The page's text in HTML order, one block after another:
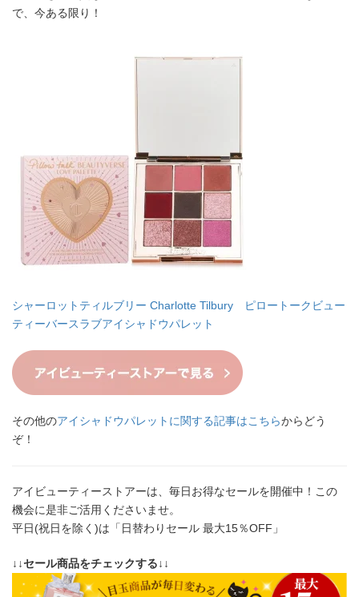
で、今ある限り！
シャーロットティルブリー Charlotte Tilbury ピロートークビュー
ティーバースラブアイシャドウパレット
その他のアイシャドウパレットに関する記事はこちらからどう
ぞ！
アイビューティーストアーは、毎日お得なセールを開催中！この
機会に是非ご活用くださいませ。
平日(祝日を除く)は「日替わりセール 最大15％OFF」
↓↓セール商品をチェックする↓↓